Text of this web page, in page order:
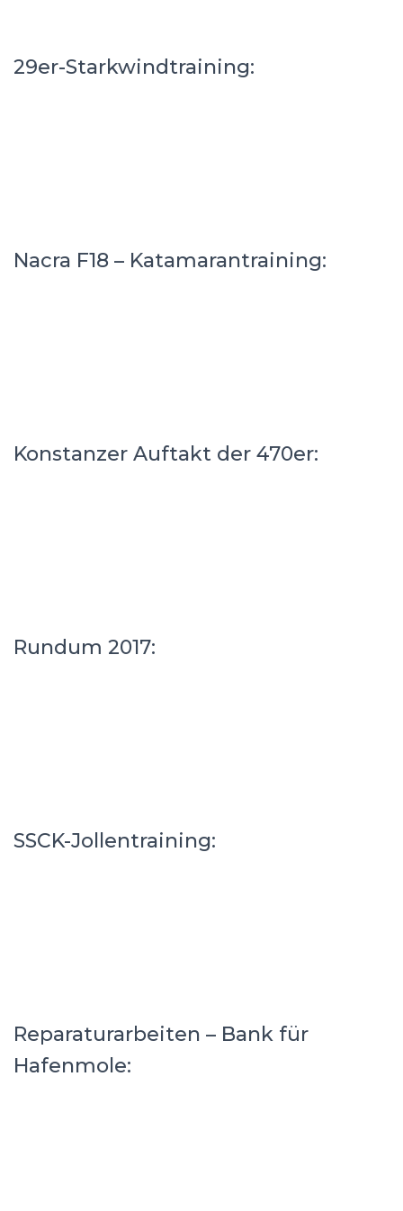
29er-Starkwindtraining:
Nacra F18 – Katamarantraining:
Konstanzer Auftakt der 470er:
Rundum 2017:
SSCK-Jollentraining:
Reparaturarbeiten – Bank für
Hafenmole: